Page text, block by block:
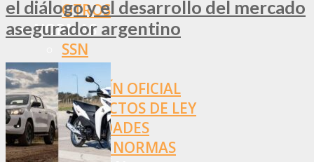
OTROS
NORMAS
SSN
SRT
BOLETÍN OFICIAL
PROYECTOS DE LEY
SOCIEDADES
OTRAS NORMAS
el diálogo y el desarrollo del mercado
asegurador argentino